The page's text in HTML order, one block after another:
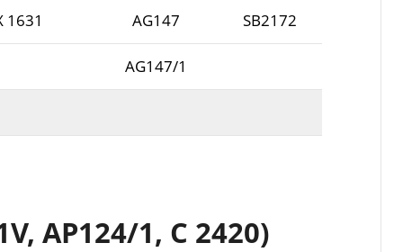
1631 AG147 SB2172
AG147/1
AP124/1, C 2420)